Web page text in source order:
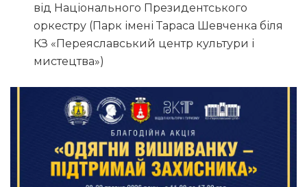
від Національного Президентського
оркестру (Парк імені Тараса Шевченка біля
КЗ «Переяславський центр культури і
мистецтва»)